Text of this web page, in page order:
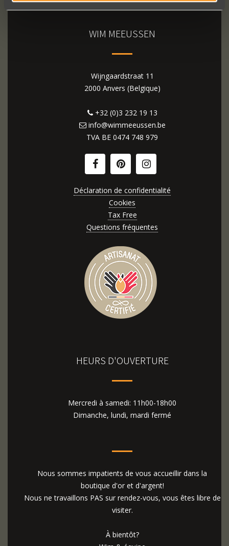
WIM MEEUSSEN
Wijngaardstraat 11
2000 Anvers (Belgique)
+32 (0)3 232 19 13
info@wimmeeussen.be
TVA BE 0474 748 979
Déclaration de confidentialité
Cookies
Tax Free
Questions fréquentes
HEURS D'OUVERTURE
Mercredi à samedi: 11h00-18h00
Dimanche, lundi, mardi fermé
Nous sommes impatients de vous accueillir dans la
boutique d'or et d'argent!
Nous ne travaillons PAS sur rendez-vous, vous êtes libre de
visiter.
À bientôt?